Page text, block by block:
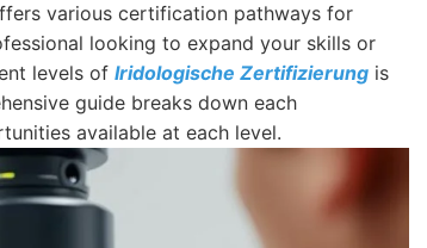
various certification pathways for
looking to expand your skills or
levels of Iridologische Zertifizierung is
guide breaks down each
available at each level.